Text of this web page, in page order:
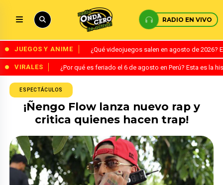
RADIO EN VIVO
JUEGOS Y ANIME ¿Qué videojuegos salen en agosto de
VIRALES ¿Por qué es feriado el 6 de agosto en Perú? Esta es la
ESPECTÁCULOS
¡Ñengo Flow lanza nuevo rap y
critica quienes hacen trap!